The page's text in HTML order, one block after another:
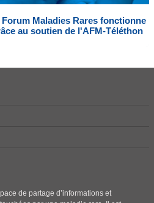
Forum Maladies Rares fonctionne
au soutien de l'AFM-Téléthon
de partage d’informations et